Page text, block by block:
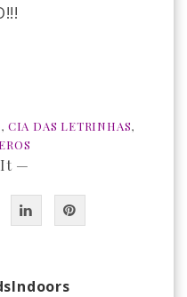
, CIA DAS LETRINHAS,
—